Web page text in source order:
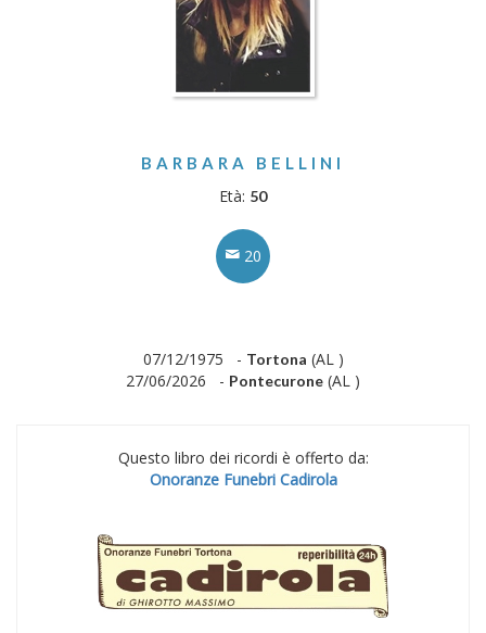
BARBARA BELLINI
Età: 50
20
07/12/1975 - Tortona (AL )
27/06/2026 - Pontecurone (AL )
Questo libro dei ricordi è offerto da:
Onoranze Funebri Cadirola